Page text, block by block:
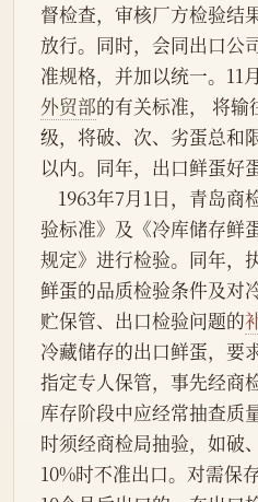
督检查，审核厂方检验结
放行。同时，会同出口公
准规格，并加以统一。11
外贸部的有关标准， 将输
级，将破、次、劣蛋总和
以内。同年，出口鲜蛋好
验标准》及《冷库储存鲜
规定》进行检验。同年，
鲜蛋的品质检验条件及对
贮保管、出口检验问题的
冷藏储存的出口鲜蛋，要
指定专人保管，事先经商
库存阶段中应经常抽查质
时须经商检局抽验，如破
10%时不准出口。对需保